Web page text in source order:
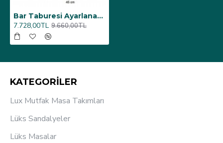
Bar Taburesi Ayarlanabilir - Krem
7.728,00TL 9.660,00TL
KATEGORİLER
Lux Mutfak Masa Takımları
Lüks Sandalyeler
Lüks Masalar